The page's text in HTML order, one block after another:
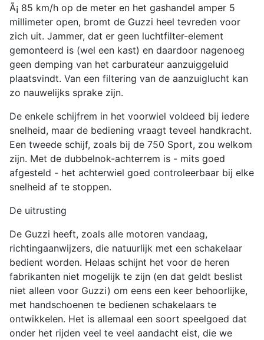
Ã¡ 85 km/h op de meter en het gashandel amper 5
millimeter open, bromt de Guzzi heel tevreden voor
zich uit. Jammer, dat er geen luchtfilter-element
gemonteerd is (wel een kast) en daardoor nagenoeg
geen demping van het carburateur aanzuiggeluid
plaatsvindt. Van een filtering van de aanzuiglucht kan
zo nauwelijks sprake zijn.
De enkele schijfrem in het voorwiel voldeed bij iedere
snelheid, maar de bediening vraagt teveel handkracht.
Een tweede schijf, zoals bij de 750 Sport, zou welkom
zijn. Met de dubbelnok-achterrem is - mits goed
afgesteld - het achterwiel goed controleerbaar bij elke
snelheid af te stoppen.
De uitrusting
De Guzzi heeft, zoals alle motoren vandaag,
richtingaanwijzers, die natuurlijk met een schakelaar
bedient worden. Helaas schijnt het voor de heren
fabrikanten niet mogelijk te zijn (en dat geldt beslist
niet alleen voor Guzzi) om eens een keer behoorlijke,
met handschoenen te bedienen schakelaars te
ontwikkelen. Het is allemaal een soort speelgoed dat
onder het rijden veel te veel aandacht eist, die we